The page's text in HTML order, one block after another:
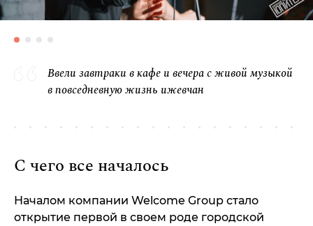
Ввели завтраки в кафе и вечера с живой музы­кой
в повседневную жизнь ижевчан
С чего все началось
Началом компании Welcome Group стало
открытие первой в своем роде городской